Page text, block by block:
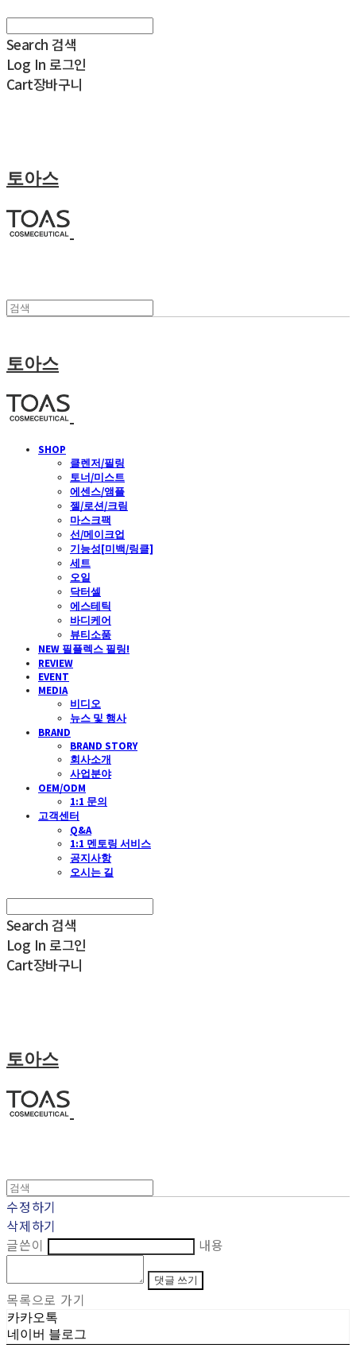
Search 검색
Log In 로그인
Cart장바구니
토아스
토아스
SHOP
클렌저/필링
토너/미스트
에센스/앰플
젤/로션/크림
마스크팩
선/메이크업
기능성[미백/링클]
세트
오일
닥터셀
에스테틱
바디케어
뷰티소품
NEW 필플렉스 필링!
REVIEW
EVENT
MEDIA
비디오
뉴스 및 행사
BRAND
BRAND STORY
회사소개
사업분야
OEM/ODM
1:1 문의
고객센터
Q&A
1:1 멘토링 서비스
공지사항
오시는 길
Search 검색
Log In 로그인
Cart장바구니
토아스
수정하기
삭제하기
글쓴이
내용
댓글 쓰기
목록으로 가기
카카오톡
네이버 블로그